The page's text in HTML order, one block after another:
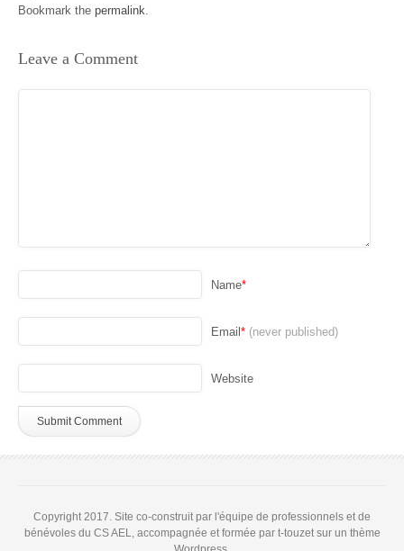
Bookmark the permalink
Leave a Comment
Name*
Email* (never published)
Website
Copyright 2017. Site co-construit par l'équipe de professionnels et de
bénévoles du CS AEL, accompagnée et formée par t-touzet sur un thème